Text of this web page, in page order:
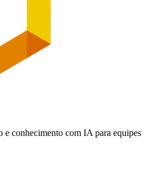
e conhecimento com IA para equipes